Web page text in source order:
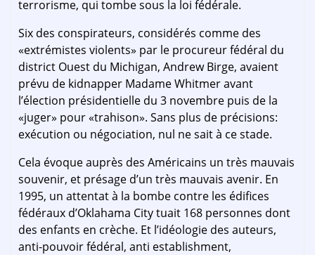
terrorisme, qui tombe sous la loi fédérale.
Six des conspirateurs, considérés comme des
«extrémistes violents» par le procureur fédéral du
district Ouest du Michigan, Andrew Birge, avaient
prévu de kidnapper Madame Whitmer avant
l’élection présidentielle du 3 novembre puis de la
«juger» pour «trahison». Sans plus de précisions:
exécution ou négociation, nul ne sait à ce stade.
Cela évoque auprès des Américains un très mauvais
souvenir, et présage d’un très mauvais avenir. En
1995, un attentat à la bombe contre les édifices
fédéraux d’Oklahama City tuait 168 personnes dont
des enfants en crèche. Et l’idéologie des auteurs,
anti-pouvoir fédéral, anti establishment,